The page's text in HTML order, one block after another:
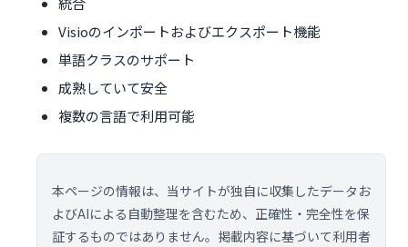
Visioのインポートおよびエクスポート機能
単語クラスのサポート
成熟していて安全
複数の言語で利用可能
本ページの情報は、当サイトが独自に収集したデータお
よびAIによる自動整理を含むため、正確性・完全性を保
証するものではありません。掲載内容に基づいて利用者